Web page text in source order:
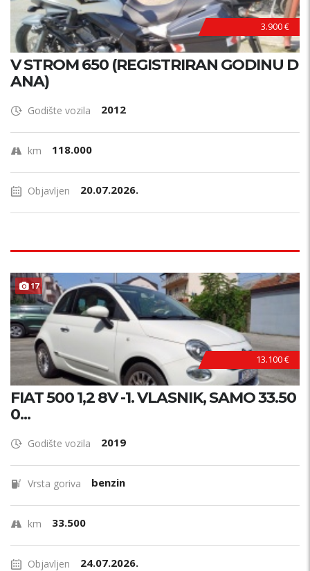
3.900 €
V STROM 650 (REGISTRIRAN GODINU D
ANA)
Godište vozila 2012
km 118.000
Objavljen 20.07.2026.
17
13.100 €
FIAT 500 1,2 8V -1. VLASNIK, SAMO 33.50
0...
Godište vozila 2019
Vrsta goriva benzin
km 33.500
Objavljen 24.07.2026.